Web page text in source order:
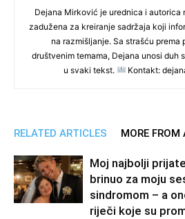
Dejana Mirković je urednica i autorica
zadužena za kreiranje sadržaja koji
na razmišljanje. Sa strašću prema
društvenim temama, Dejana unosi duh
u svaki tekst.
Kontakt:
RELATED ARTICLES MORE FROM
Moj najbolji
brinuo za moju
sindromom – a
riječi koje su